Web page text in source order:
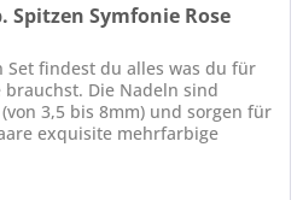
Spitzen Symfonie Rose
Set findest du alles was du für
Die Nadeln sind
3,5 bis 8mm) und sorgen für
exquisite mehrfarbige